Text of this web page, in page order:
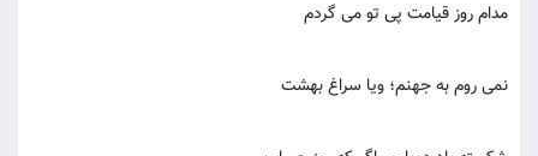
مدام روز قیامت پی تو می گردم
نمی روم به جهنم؛ ویا سراغ بهشت